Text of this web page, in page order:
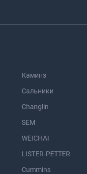
Каминз
Сальники
Changlin
SEM
WEICHAI
LISTER-PETTER
Cummins